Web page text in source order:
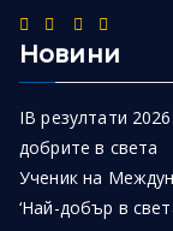
Новини
IB резултати
добрите в света
Ученик на
‘Най-добър в